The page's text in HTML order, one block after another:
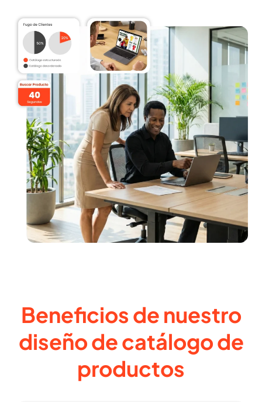
Beneficios de nuestro
diseño de catálogo de
productos